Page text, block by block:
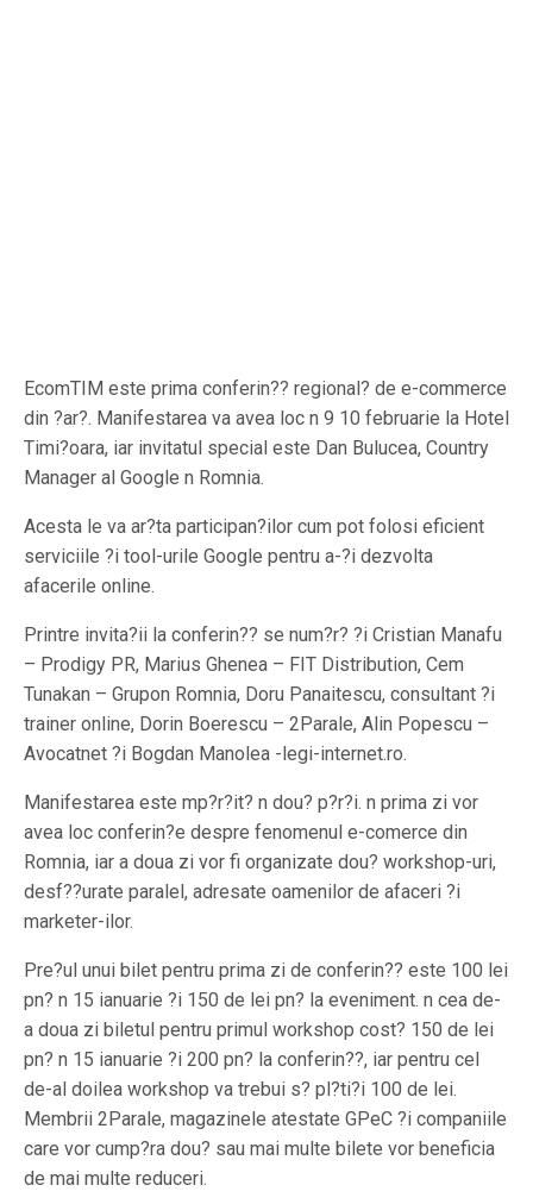
EcomTIM este prima conferin?? regional? de e-commerce
din ?ar?. Manifestarea va avea loc n 9 10 februarie la Hotel
Timi?oara, iar invitatul special este Dan Bulucea, Country
Manager al Google n Romnia.
Acesta le va ar?ta participan?ilor cum pot folosi eficient
serviciile ?i tool-urile Google pentru a-?i dezvolta
afacerile online.
Printre invita?ii la conferin?? se num?r? ?i Cristian Manafu
– Prodigy PR, Marius Ghenea – FIT Distribution, Cem
Tunakan – Grupon Romnia, Doru Panaitescu, consultant ?i
trainer online, Dorin Boerescu – 2Parale, Alin Popescu –
Avocatnet ?i Bogdan Manolea -legi-internet.ro.
Manifestarea este mp?r?it? n dou? p?r?i. n prima zi vor
avea loc conferin?e despre fenomenul e-comerce din
Romnia, iar a doua zi vor fi organizate dou? workshop-uri,
desf??urate paralel, adresate oamenilor de afaceri ?i
marketer-ilor.
Pre?ul unui bilet pentru prima zi de conferin?? este 100 lei
pn? n 15 ianuarie ?i 150 de lei pn? la eveniment. n cea de-
a doua zi biletul pentru primul workshop cost? 150 de lei
pn? n 15 ianuarie ?i 200 pn? la conferin??, iar pentru cel
de-al doilea workshop va trebui s? pl?ti?i 100 de lei.
Membrii 2Parale, magazinele atestate GPeC ?i companiile
care vor cump?ra dou? sau mai multe bilete vor beneficia
de mai multe reduceri.